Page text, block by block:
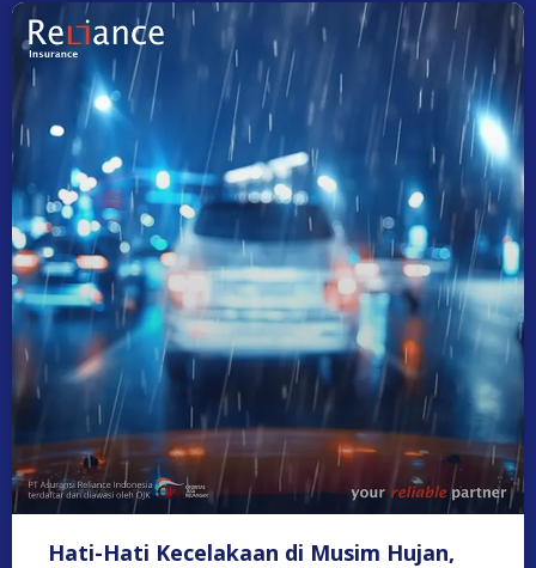
Hati-Hati Kecelakaan di Musim Hujan,